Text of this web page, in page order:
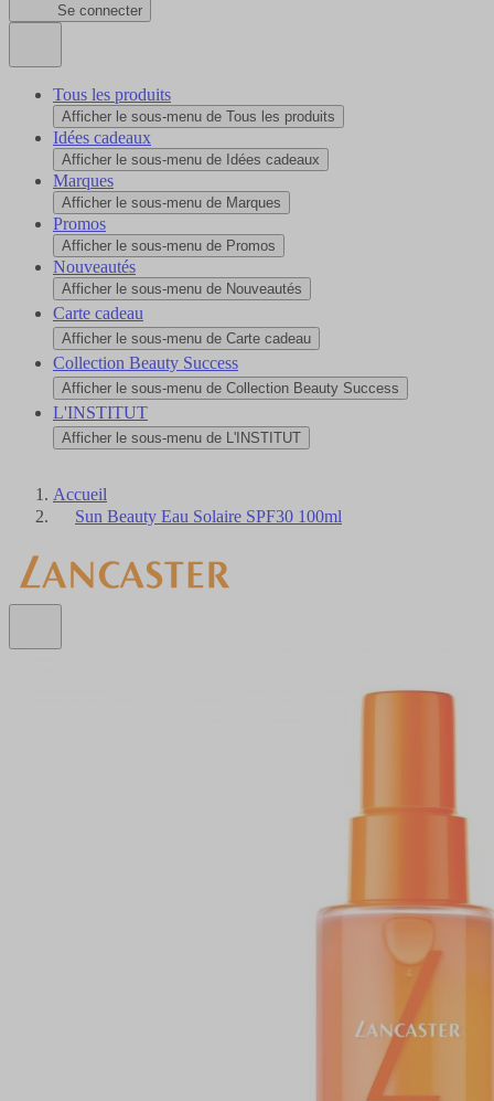
Se connecter
Tous les produits
Afficher le sous-menu de Tous les produits
Idées cadeaux
Afficher le sous-menu de Idées cadeaux
Marques
Afficher le sous-menu de Marques
Promos
Afficher le sous-menu de Promos
Nouveautés
Afficher le sous-menu de Nouveautés
Carte cadeau
Afficher le sous-menu de Carte cadeau
Collection Beauty Success
Afficher le sous-menu de Collection Beauty Success
L'INSTITUT
Afficher le sous-menu de L'INSTITUT
Accueil
Sun Beauty Eau Solaire SPF30 100ml